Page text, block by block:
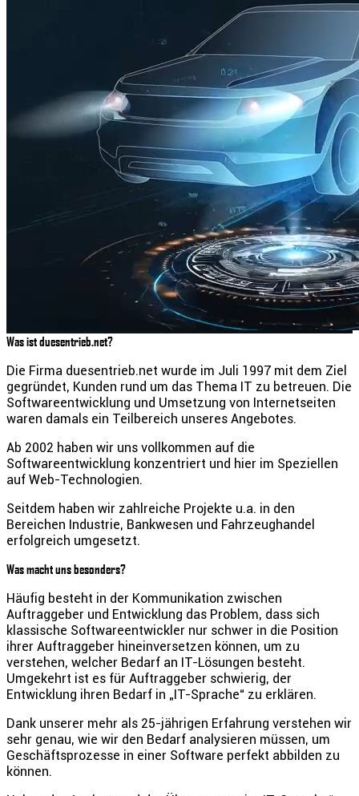
Was ist duesentrieb.net?
Die Firma duesentrieb.net wurde im Juli 1997 mit dem Ziel
gegründet, Kunden rund um das Thema IT zu betreuen. Die
Softwareentwicklung und Umsetzung von Internetseiten
waren damals ein Teilbereich unseres Angebotes.
Ab 2002 haben wir uns vollkommen auf die
Softwareentwicklung konzentriert und hier im Speziellen
auf Web-Technologien.
Seitdem haben wir zahlreiche Projekte u.a. in den
Bereichen Industrie, Bankwesen und Fahrzeughandel
erfolgreich umgesetzt.
Was macht uns besonders?
Häufig besteht in der Kommunikation zwischen
Auftraggeber und Entwicklung das Problem, dass sich
klassische Softwareentwickler nur schwer in die Position
ihrer Auftraggeber hineinversetzen können, um zu
verstehen, welcher Bedarf an IT-Lösungen besteht.
Umgekehrt ist es für Auftraggeber schwierig, der
Entwicklung ihren Bedarf in „IT-Sprache“ zu erklären.
Dank unserer mehr als 25-jährigen Erfahrung verstehen wir
sehr genau, wie wir den Bedarf analysieren müssen, um
Geschäftsprozesse in einer Software perfekt abbilden zu
können.